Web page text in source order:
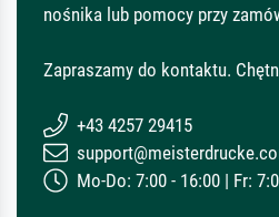
nośnika lub pomocy przy
Zapraszamy do kontaktu.
+43 4257 29415
Mo-Do: 7:00 - 16:00 | Fr: